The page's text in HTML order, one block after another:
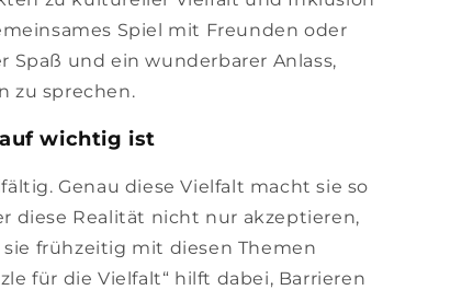
Spiel mit Freunden oder
Spaß und ein wunderbarer Anlass,
zu sprechen.
wichtig ist
Genau diese Vielfalt macht sie so
diese Realität nicht nur akzeptieren,
frühzeitig mit diesen Themen
für die Vielfalt“ hilft dabei, Barrieren